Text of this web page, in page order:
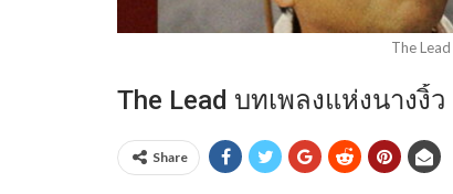
The
The Lead บทเพลงแห่งนางงิ้
Share